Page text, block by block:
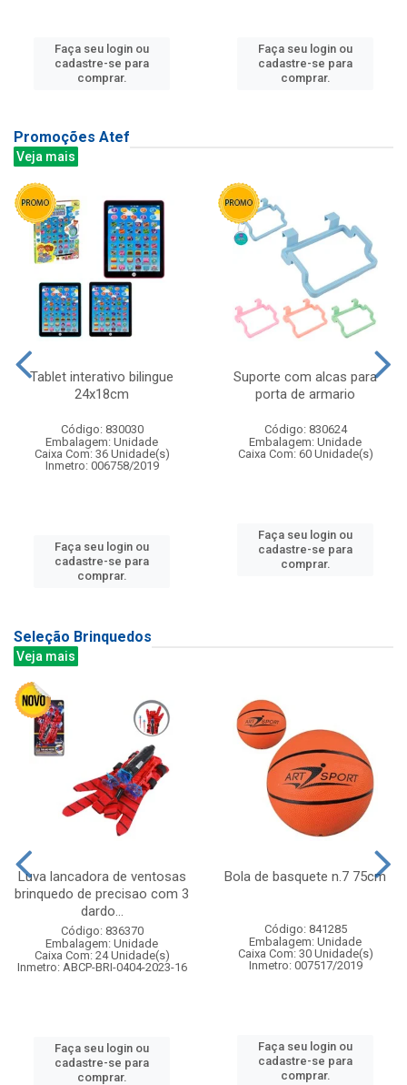
Faça seu login ou
cadastre-se para
comprar.
Faça seu login ou
cadastre-se para
comprar.
Promoções Atef
Veja mais
Tablet interativo bilingue
24x18cm
Código: 830030
Embalagem: Unidade
Caixa Com: 36 Unidade(s)
Inmetro: 006758/2019
Faça seu login ou
cadastre-se para
comprar.
Suporte com alcas para
porta de armario
Código: 830624
Embalagem: Unidade
Caixa Com: 60 Unidade(s)
Faça seu login ou
cadastre-se para
comprar.
Seleção Brinquedos
Veja mais
Luva lancadora de ventosas
brinquedo de precisao com 3
dardo...
Código: 836370
Embalagem: Unidade
Caixa Com: 24 Unidade(s)
Inmetro: ABCP-BRI-0404-2023-16
Faça seu login ou
cadastre-se para
comprar.
Bola de basquete n.7 75cm
Código: 841285
Embalagem: Unidade
Caixa Com: 30 Unidade(s)
Inmetro: 007517/2019
Faça seu login ou
cadastre-se para
comprar.